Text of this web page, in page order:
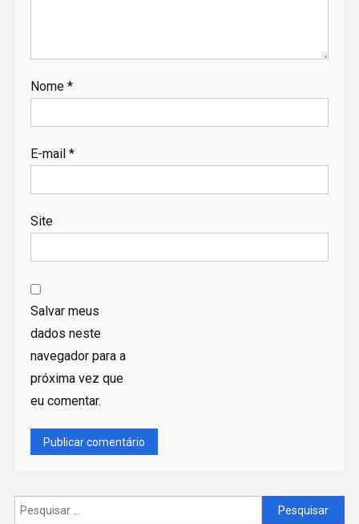
Nome *
E-mail *
Site
Salvar meus
dados neste
navegador para a
próxima vez que
eu comentar.